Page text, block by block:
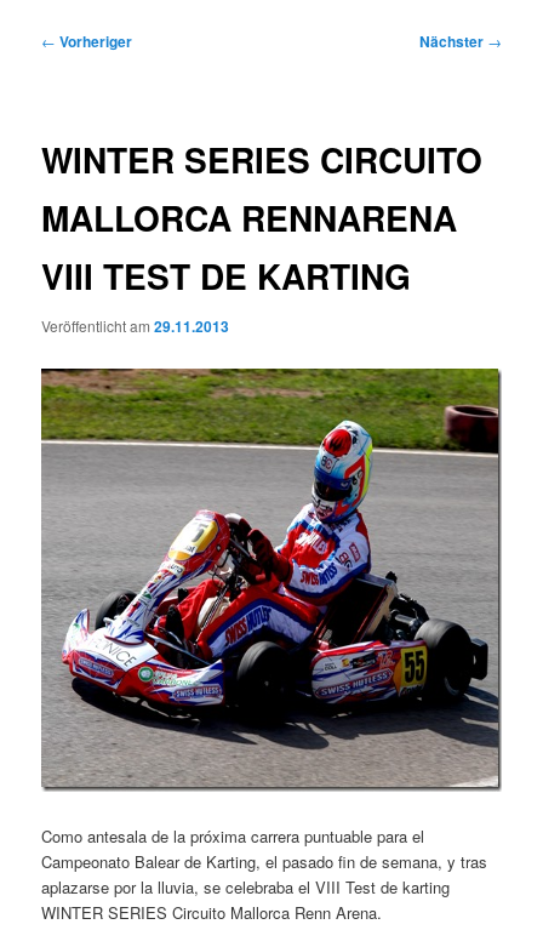
Beitragsnavigation
← Vorheriger Nächster →
WINTER SERIES CIRCUITO
MALLORCA RENNARENA
VIII TEST DE KARTING
Veröffentlicht am29.11.2013
Como antesala de la próxima carrera puntuable para el
Campeonato Balear de Karting, el pasado fin de semana, y tras
aplazarse por la lluvia, se celebraba el VIII Test de karting
WINTER SERIES Circuito Mallorca Renn Arena.